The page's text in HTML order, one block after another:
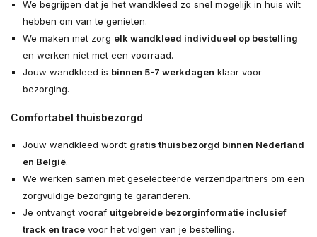
We begrijpen dat je het wandkleed zo snel mogelijk in huis wilt
hebben om van te genieten.
We maken met zorg elk wandkleed individueel op bestelling
en werken niet met een voorraad.
Jouw wandkleed is binnen 5-7 werkdagen klaar voor
bezorging.
Comfortabel thuisbezorgd
Jouw wandkleed wordt gratis thuisbezorgd binnen Nederland
en België.
We werken samen met geselecteerde verzendpartners om een
zorgvuldige bezorging te garanderen.
Je ontvangt vooraf uitgebreide bezorginformatie inclusief
track en tracevoor het volgen van je bestelling.